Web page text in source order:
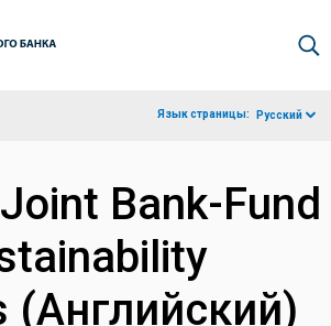
Язык страницы: Русский
Bank-Fund
(Английский)